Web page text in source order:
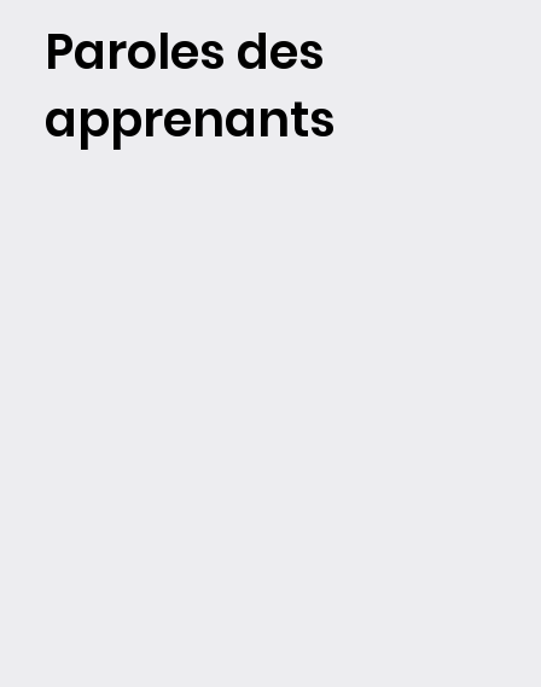
Paroles des
apprenants